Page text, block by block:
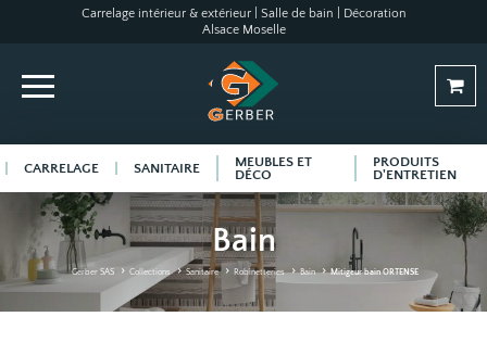
Carrelage intérieur & extérieur | Salle de bain | Décoration
Alsace Moselle
CARRELAGE SANITAIRE
MEUBLES ET
DÉCO
PRODUITS
D'ENTRETIEN
Bain
Gerber SAS Collections Sanitaire Robinetteries Bain Mitigeur bain ORTENSE